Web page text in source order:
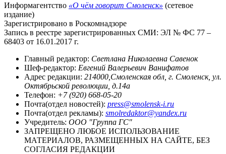
Информагентство «О чём говорит Смоленск» (сетевое
издание)
Зарегистрировано в Роскомнадзоре
Запись в реестре зарегистрированных СМИ: ЭЛ № ФС 77 –
68403 от 16.01.2017 г.
Главный редактор: Светлана Николаевна Савенок
Шеф-редактор: Евгений Валерьевич Ванифатов
Адрес редакции: 214000,Смоленская обл, г. Смоленск, ул.
Октябрьской революции, д.14а
Телефон: +7 (920) 668-05-20
Почта(отдел новостей): press@smolensk-i.ru
Почта(отдел рекламы): smolredaktor@yandex.ru
Учредитель: ООО "Группа ГС"
ЗАПРЕЩЕНО ЛЮБОЕ ИСПОЛЬЗОВАНИЕ
МАТЕРИАЛОВ, РАЗМЕЩЕННЫХ НА САЙТЕ, БЕЗ
СОГЛАСИЯ РЕДАКЦИИ